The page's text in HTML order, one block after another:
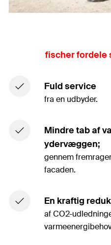
fischer fordele
Fuld service
fra en udbyder.
Mindre tab af
ydervæggen;
gennem
facaden.
En kraftig
af CO2-